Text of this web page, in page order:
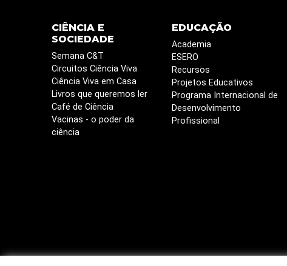
CIÊNCIA E
SOCIEDADE
Semana C&T
Circuitos Ciência Viva
Ciência Viva em Casa
Livros que queremos ler
Café de Ciência
Vacinas - o poder da
ciência
EDUCAÇÃO
Academia
ESERO
Recursos
Projetos Educativos
Programa Internacional de
Desenvolvimento
Profissional